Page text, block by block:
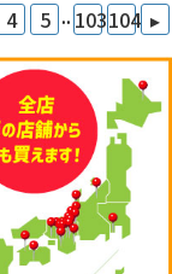
4 5 .. 103104 ▸